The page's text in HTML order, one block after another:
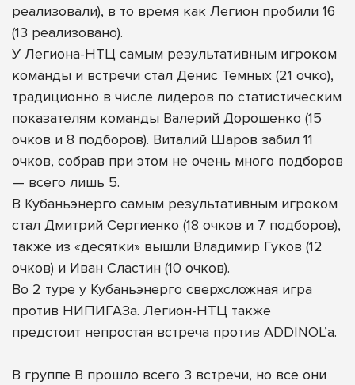
реализовали), в то время как Легион пробили 16
(13 реализовано).
У Легиона-НТЦ самым результативным игроком
команды и встречи стал Денис Темных (21 очко),
традиционно в числе лидеров по статистическим
показателям команды Валерий Дорошенко (15
очков и 8 подборов). Виталий Шаров забил 11
очков, собрав при этом не очень много подборов
— всего лишь 5.
В Кубаньэнерго самым результативным игроком
стал Дмитрий Сергиенко (18 очков и 7 подборов),
также из «десятки» вышли Владимир Гуков (12
очков) и Иван Сластин (10 очков).
Во 2 туре у Кубаньэнерго сверхсложная игра
против НИПИГАЗа. Легион-НТЦ также
предстоит непростая встреча против ADDINOL’а.
В группе B прошло всего 3 встречи, но все они